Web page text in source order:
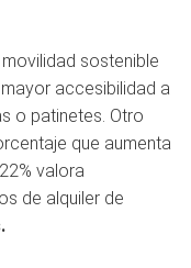
sostenible
accesibilidad a
o patinetes. Otro
que aumenta
valora
de alquiler de